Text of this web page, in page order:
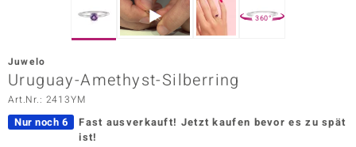
Vogue
360°
Juwelo
Uruguay-Amethyst-Silberring
Art.Nr.: 2413YM
Nur noch 6 Fast ausverkauft! Jetzt kaufen bevor es zu spät
ist!